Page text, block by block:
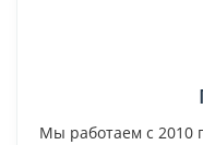
Мы работаем с 2010